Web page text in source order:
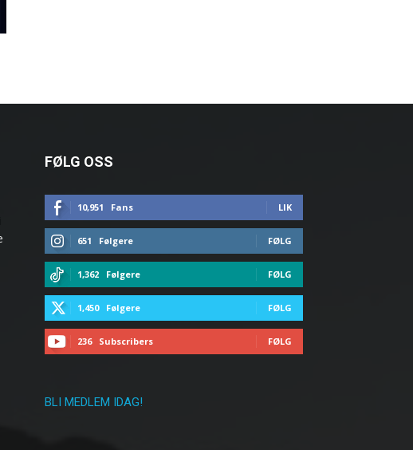
FØLG OSS
10,951 Fans LIK
651 Følgere FØLG
1,362 Følgere FØLG
1,450 Følgere FØLG
236 Subscribers FØLG
BLI MEDLEM IDAG!